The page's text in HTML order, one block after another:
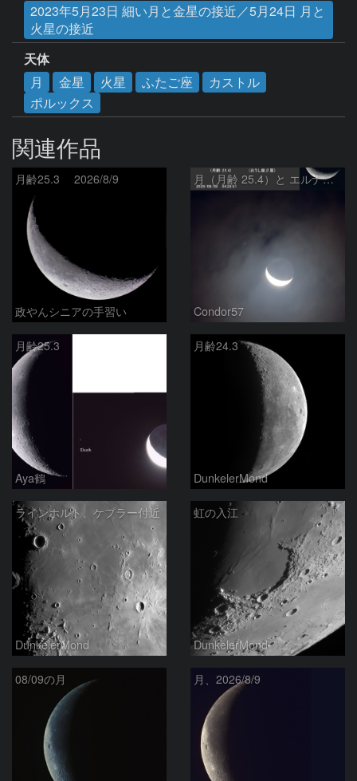
2023年5月23日 細い月と金星の接近／5月24日 月と
火星の接近
天体
月
金星 火星 ふたご座
カストル
ポルックス
関連作品
月齢25.3 2026/8/9
政やんシニアの手習い
月（月齢 25.4）と エルナト（おうし座β星）
Condor57
月齢25.3
Aya鶴
月齢24.3
DunkelerMond
ラインホルト、ケプラー付近
DunkelerMond
虹の入江
DunkelerMond
08/09の月 月、2026/8/9